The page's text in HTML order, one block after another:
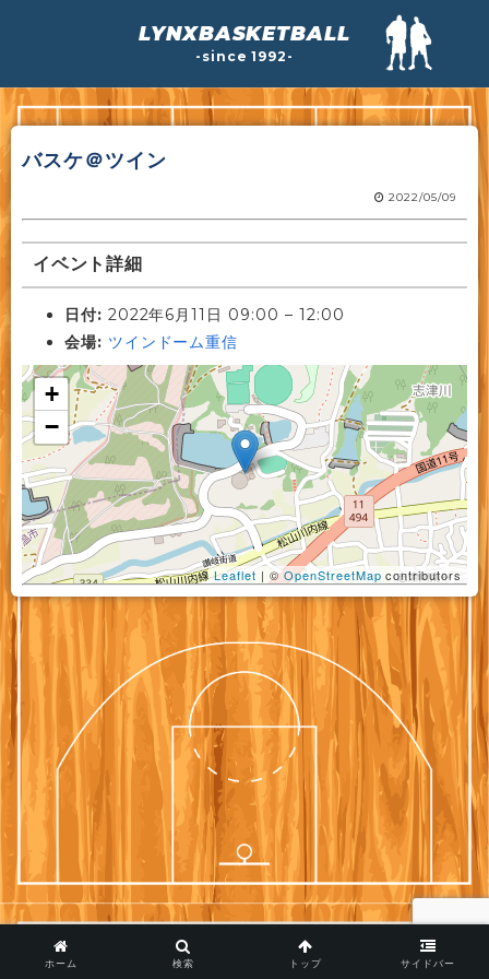
LYNXBASKETBALL
-since 1992-
バスケ＠ツイン
2022/05/09
イベント詳細
日付: 2022年6月11日 09:00 – 12:00
会場: ツインドーム重信
+
−
Leaflet | ©OpenStreetMap contributors
ホーム 検索 トップ サイドバー